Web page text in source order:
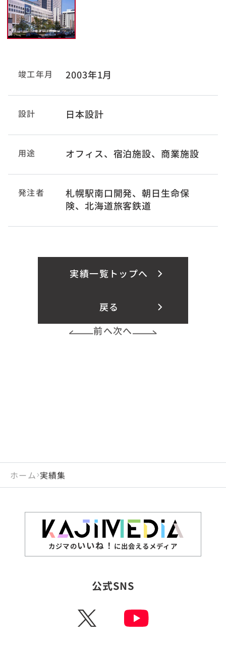
竣工年月 2003年1月
設計 日本設計
用途 オフィス、宿泊施設、商業施設
発注者
札幌駅南口開発、朝日生命保
険、北海道旅客鉄道
実績一覧トップへ
戻る
前へ次へ
ホーム 実績集
カジマのいいね！ に出会えるメディア
公式SNS
X